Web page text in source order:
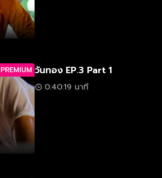
PREMIUM วันทอง EP.3 Part 1
0:40:19 นาที